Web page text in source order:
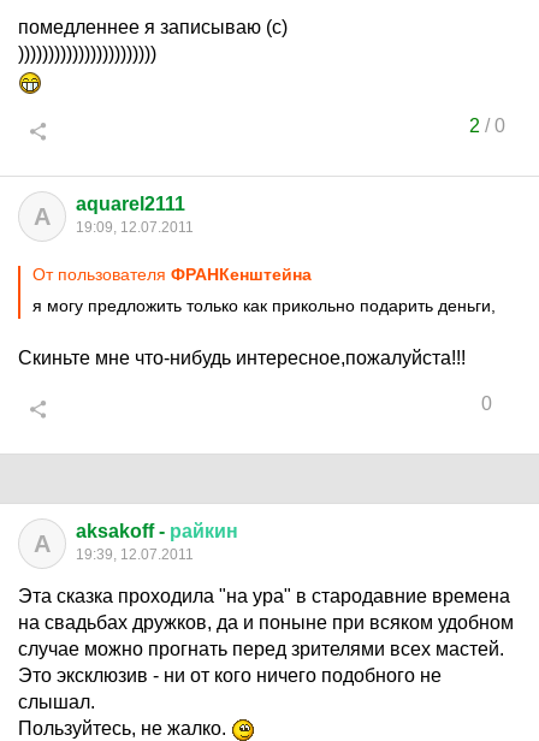
помедленнее я записываю (с)
)))))))))))))))))))))))
2 /0
A aquarel2111
19:09, 12.07.2011
От пользователя ФРАНКенштейна
я могу предложить только как прикольно подарить деньги,
Скиньте мне что-нибудь интересное,пожалуйста!!!
0
A aksakoff - райкин
19:39, 12.07.2011
Эта сказка проходила "на ура" в стародавние времена
на свадьбах дружков, да и поныне при всяком удобном
случае можно прогнать перед зрителями всех мастей.
Это эксклюзив - ни от кого ничего подобного не
слышал.
Пользуйтесь, не жалко.